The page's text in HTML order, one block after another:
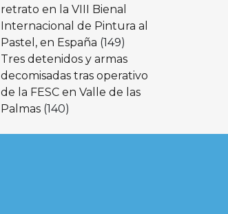
retrato en la VIII Bienal
Internacional de Pintura al
Pastel, en España (149)
Tres detenidos y armas
decomisadas tras operativo
de la FESC en Valle de las
Palmas (140)